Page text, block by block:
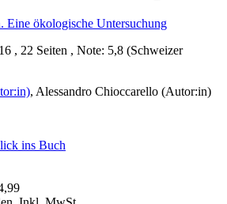
, 22 Seiten , Note: 5,8 (Schweizer
, Alessandro Chioccarello (Autor:in)
ins Buch